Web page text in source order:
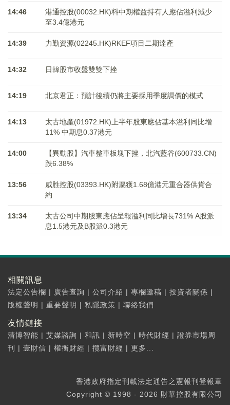
14:46
港通控股(00032.HK)料中期權益持有人應佔溢利減少
至3.4億港元
14:39 力勤資源(02245.HK)RKEF項目二期達產
14:32 日韓股市收盤雙雙下挫
14:19 北京君正：預計後續仍將主要採用季度調價的模式
14:13
太古地產(01972.HK)上半年股東應佔基本溢利同比增
11% 中期息0.37港元
14:00
【異動股】汽車整車板塊下挫，北汽藍谷(600733.CN)
跌6.38%
13:56
威胜控股(03393.HK)附屬獲1.68億港元重合器供貨合
約
13:34
太古公司中期股東應佔呈報溢利同比增長731% A股派
息1.5港元及B股派0.3港元
相關訊息
法定公告欄 | 廣告查詢 | 公司介紹 | 專欄邀稿 | 投資者關係 |
版權聲明 | 重要聲明 | 私隱政策 | 聯絡我們
友情鏈接
清博智能 | 艾媒諮詢 | 和訊 | 新時空 | 時代財經 | 證券市場周
刊
| 壹財信 | 權衡財經 | 攬富財經 | 更多...
香港政府指定刊載法定通告之憲報刊登報章
Copyright © 1998 - 2026 財華控股有限公司